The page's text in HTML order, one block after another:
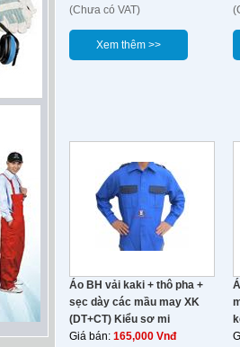
(Chưa có VAT)
Xem thêm >>
Áo BH vải kaki + thô pha +
sẹc dày các mầu may XK
(DT+CT) Kiểu sơ mi
Giá bán: 165,000 Vnđ